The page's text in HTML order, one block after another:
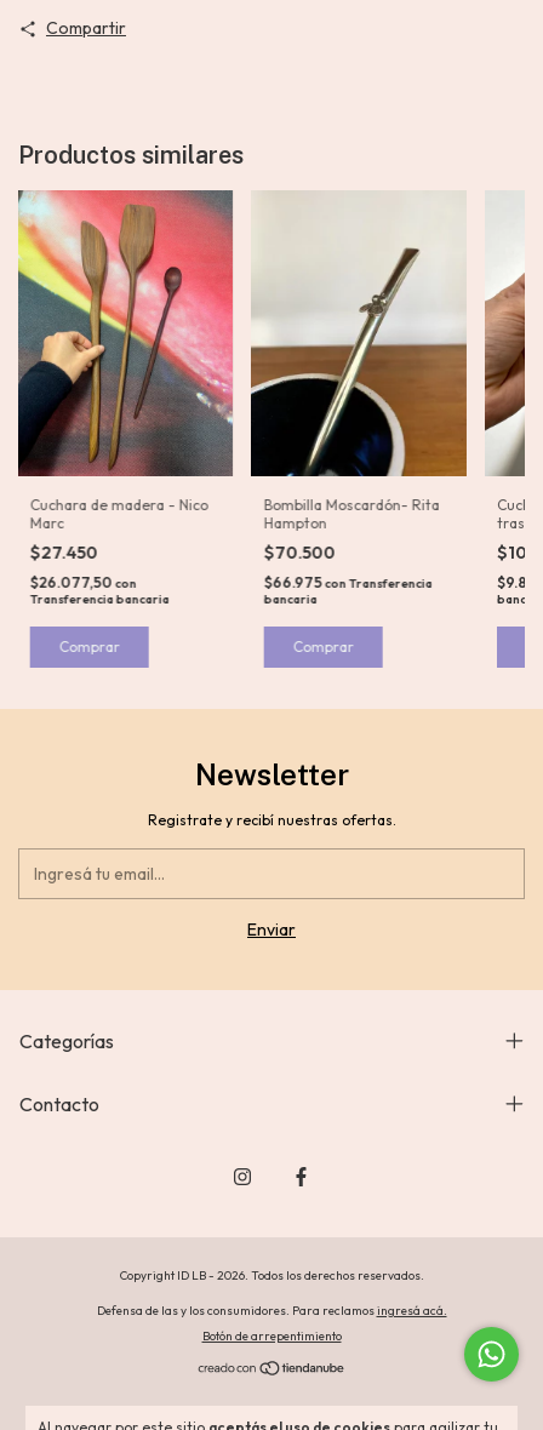
Compartir
Productos similares
Cuchara de madera - Nico
Marc
$27.450
$26.077,50 con
Transferencia bancaria
Comprar
Bombilla Moscardón- Rita
Hampton
$70.500
$66.975conTransferencia
bancaria
Newsletter
Registrate y recibí nuestras ofertas.
Categorías
Contacto
Copyright ID LB - 2026. Todos los derechos reservados.
Defensa de las y los consumidores. Para reclamosingresá acá.
Botón de arrepentimiento